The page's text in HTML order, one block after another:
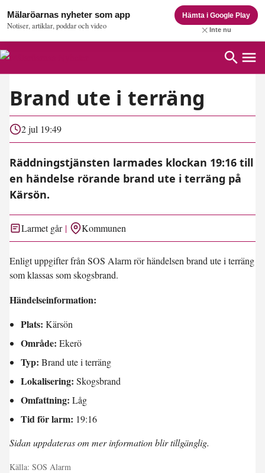
Mälaröarnas nyheter som app
Notiser, artiklar, poddar och video
Hämta i Google Play
Inte nu
Brand ute i terräng
2 jul 19:49
Räddningstjänsten larmades klockan 19:16 till
en händelse rörande brand ute i terräng på
Kärsön.
Larmet går Kommunen
Enligt uppgifter från SOS Alarm rör händelsen brand ute i terräng
som klassas som skogsbrand.
Händelseinformation:
Plats: Kärsön
Område: Ekerö
Typ: Brand ute i terräng
Lokalisering: Skogsbrand
Omfattning: Låg
Tid för larm: 19:16
Sidan uppdateras om mer information blir tillgänglig.
Källa: SOS Alarm